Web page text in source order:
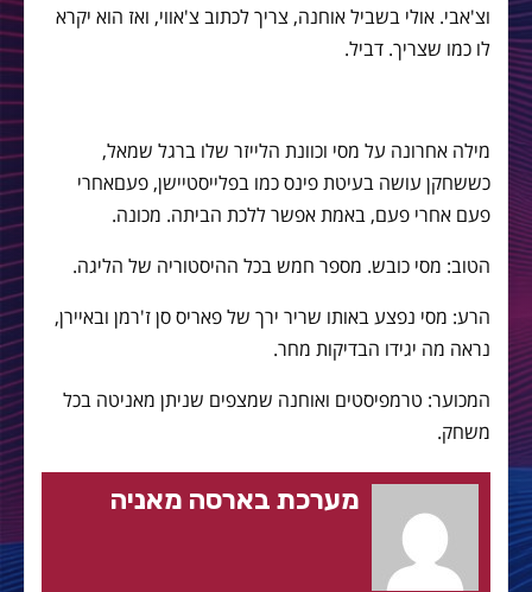
וצ'אבי. אולי בשביל אוחנה, צריך לכתוב צ'אווי, ואז הוא יקרא
לו כמו שצריך. דביל.
מילה אחרונה על מסי וכוונת הלייזר שלו ברגל שמאל,
כששחקן עושה בעיטת פינס כמו בפלייסטיישן, פעםאחרי
פעם אחרי פעם, באמת אפשר ללכת הביתה. מכונה.
הטוב: מסי כובש. מספר חמש בכל ההיסטוריה של הליגה.
הרע: מסי נפצע באותו שריר ירך של פאריס סן ז'רמן ובאיירן,
נראה מה יגידו הבדיקות מחר.
המכוער: טרמפיסטים ואוחנה שמצפים שניתן מאניטה בכל
משחק.
מערכת בארסה מאניה